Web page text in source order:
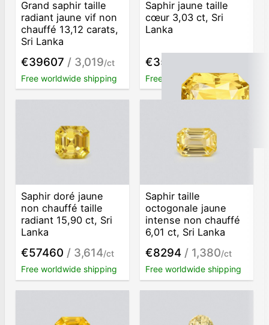
Grand saphir taille
radiant jaune vif non
chauffé 13,12 carats,
Sri Lanka
€39607 / 3,019/ct
Free worldwide shipping
Saphir jaune taille
cœur 3,03 ct, Sri
Lanka
€3517
Free worldwide shipping
Saphir doré jaune
non chauffé taille
radiant 15,90 ct, Sri
Lanka
€57460 / 3,614/ct
Free worldwide shipping
Saphir taille
octogonale jaune
intense non chauffé
6,01 ct, Sri Lanka
€8294 / 1,380/ct
Free worldwide shipping